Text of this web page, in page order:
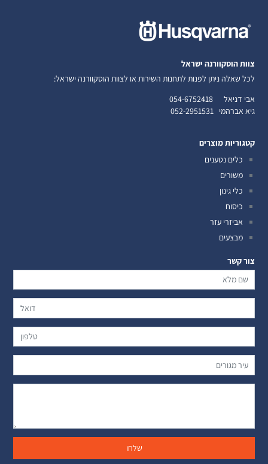
צוות הוסקוורנה ישראל
לכל שאלה ניתן לפנות לתחנות השירות או לצוות הוסקוורנה ישראל:
אבי דניאל 054-6752418
גיא אברהמי 052-2951531
קטגוריות מוצרים
כלים נטענים
משורים
כלי גינון
כיסוח
אביזרי עזר
מבצעים
צור קשר